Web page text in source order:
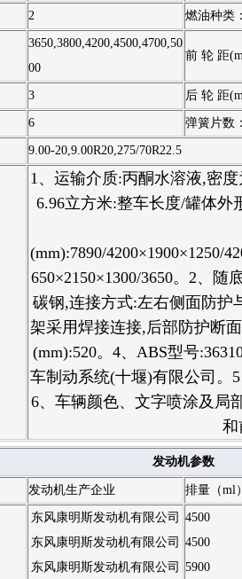
2 燃油种类
3650,3800,4200,4500,4700,50
00
前 轮 距
3 后 轮 距
6 弹簧片数
9.00-20,9.00R20,275/70R22.5
1、运输介质:丙酮水溶液,密
6.96立方米:整车长度/罐体
(mm):7890/4200×1900×1250/
650×2150×1300/3650。2、
碳钢,连接方式:左右侧面防护
架采用焊接连接,后部防护断
(mm):520。4、ABS型号
车制动系统(十堰)有限公司。
6、车辆颜色、文字喷涂及局
和
发动机参数
发动机生产企业 排量（ml
东风康明斯发动机有限公司
东风康明斯发动机有限公司
东风康明斯发动机有限公司
4500
4500
5900